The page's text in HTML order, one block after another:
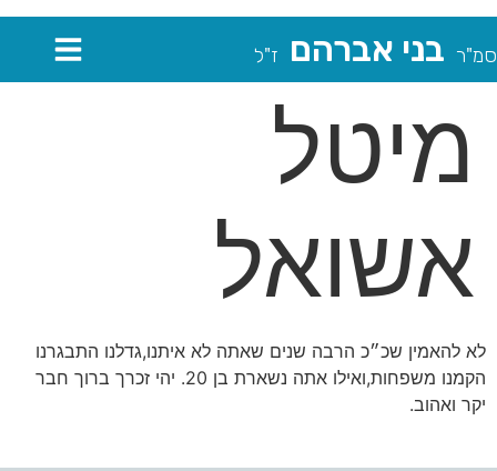
סמ"ר בני אברהם ז"ל
מיטל
אשואל
לא להאמין שכ״כ הרבה שנים שאתה לא איתנו,גדלנו התבגרנו
הקמנו משפחות,ואילו אתה נשארת בן 20. יהי זכרך ברוך חבר
יקר ואהוב.